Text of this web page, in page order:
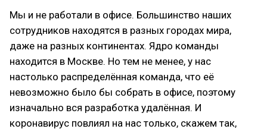
Мы и не работали в офисе. Большинство наших
сотрудников находятся в разных городах мира,
даже на разных континентах. Ядро команды
находится в Москве. Но тем не менее, у нас
настолько распределённая команда, что её
невозможно было бы собрать в офисе, поэтому
изначально вся разработка удалённая. И
коронавирус повлиял на нас только, скажем так,